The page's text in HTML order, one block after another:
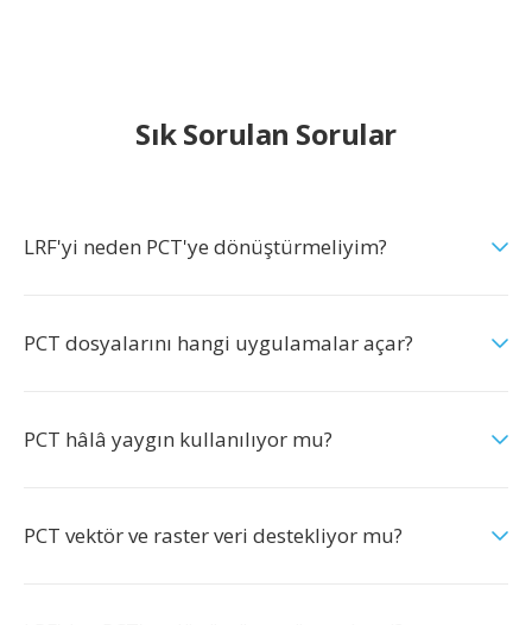
Sık Sorulan Sorular
LRF'yi neden PCT'ye dönüştürmeliyim?
PCT dosyalarını hangi uygulamalar açar?
PCT hâlâ yaygın kullanılıyor mu?
PCT vektör ve raster veri destekliyor mu?